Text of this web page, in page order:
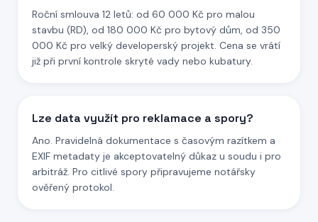
Roční smlouva 12 letů: od 60 000 Kč pro malou
stavbu (RD), od 180 000 Kč pro bytový dům, od 350
000 Kč pro velký developerský projekt. Cena se vrátí
již při první kontrole skryté vady nebo kubatury.
Lze data využít pro reklamace a spory?
Ano. Pravidelná dokumentace s časovým razítkem a
EXIF metadaty je akceptovatelný důkaz u soudu i pro
arbitráž. Pro citlivé spory připravujeme notářsky
ověřený protokol.